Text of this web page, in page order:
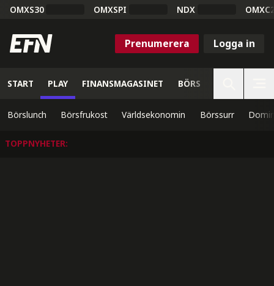
OMXS30 OMXSPI NDX
Prenumerera Logga in
START PLAY FINANSMAGASINET BÖRS
Börslunch Börsfrukost Världsekonomin Börssurr
TOPPNYHETER: